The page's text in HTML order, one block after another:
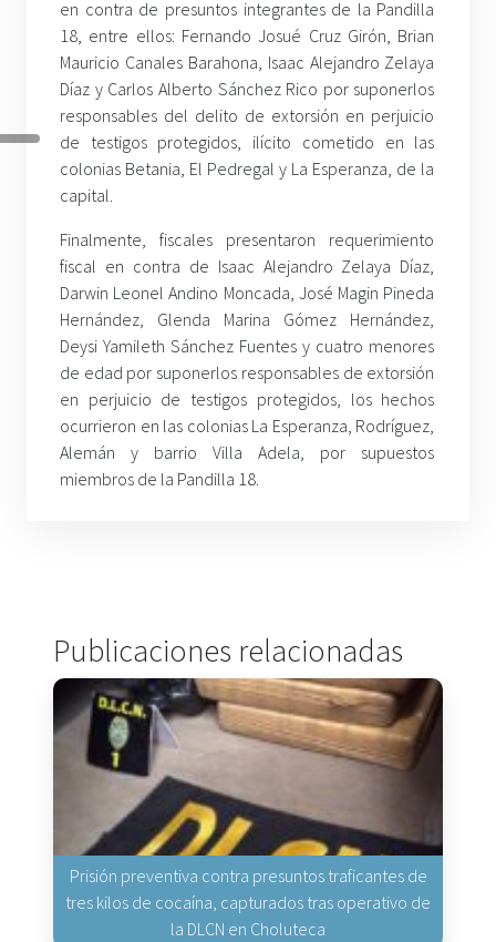
en contra de presuntos integrantes de la Pandilla
18, entre ellos: Fernando Josué Cruz Girón, Brian
Mauricio Canales Barahona, Isaac Alejandro Zelaya
Díaz y Carlos Alberto Sánchez Rico por suponerlos
responsables del delito de extorsión en perjuicio
de testigos protegidos, ilícito cometido en las
colonias Betania, El Pedregal y La Esperanza, de la
capital.
Finalmente, fiscales presentaron requerimiento
fiscal en contra de Isaac Alejandro Zelaya Díaz,
Darwin Leonel Andino Moncada, José Magin Pineda
Hernández, Glenda Marina Gómez Hernández,
Deysi Yamileth Sánchez Fuentes y cuatro menores
de edad por suponerlos responsables de extorsión
en perjuicio de testigos protegidos, los hechos
ocurrieron en las colonias La Esperanza, Rodríguez,
Alemán y barrio Villa Adela, por supuestos
miembros de la Pandilla 18.
Publicaciones relacionadas
Prisión preventiva contra presuntos traficantes de
tres kilos de cocaína, capturados tras operativo de
la DLCN en Choluteca